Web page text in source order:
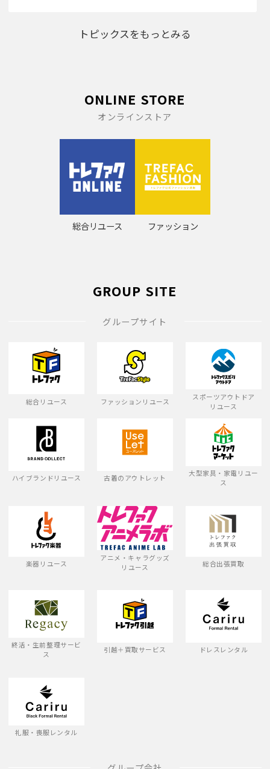
トピックスをもっとみる
ONLINE STORE
オンラインストア
総合リユース ファッション
GROUP SITE
グループサイト
総合リユース ファッションリユース
スポーツアウトドア
リユース
ハイブランドリユース 古着のアウトレット
大型家具・家電リユー
ス
楽器リユース
アニメ・キャラグッズ
リユース
総合出張買取
終活・生前整理サービ
ス
引越＋買取サービス ドレスレンタル
礼服・喪服レンタル